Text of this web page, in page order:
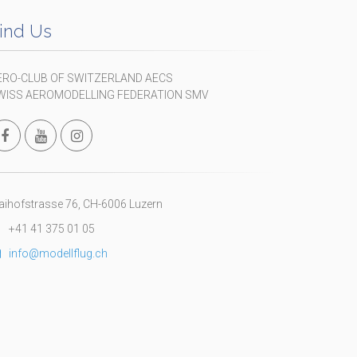
Us
CLUB OF SWITZERLAND AECS
AEROMODELLING FEDERATION SMV
76, CH-6006 Luzern
+41 41 375 01 05
info@modellflug.ch